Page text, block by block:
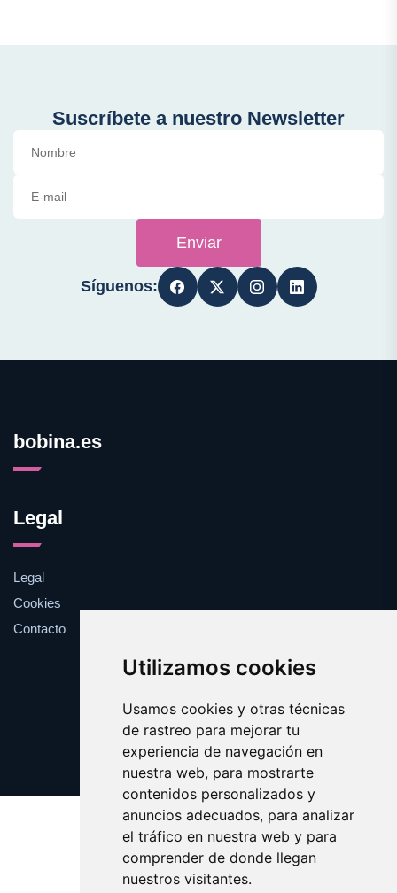
Utilizamos cookies
Usamos cookies y otras técnicas
de rastreo para mejorar tu
experiencia de navegación en
nuestra web, para mostrarte
contenidos personalizados y
anuncios adecuados, para analizar
el tráfico en nuestra web y para
comprender de donde llegan
nuestros visitantes.
Suscríbete a nuestro Newsletter
Enviar
Síguenos:
bobina.es
Legal
Legal
Cookies
Contacto
Update cookies preferences
Copyright © 2025 bobina.es